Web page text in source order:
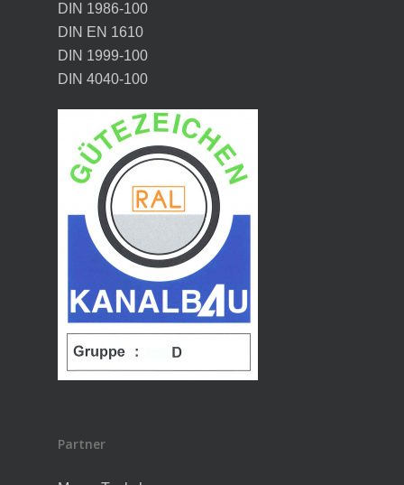
DIN 1986-100
DIN EN 1610
DIN 1999-100
DIN 4040-100
Partner